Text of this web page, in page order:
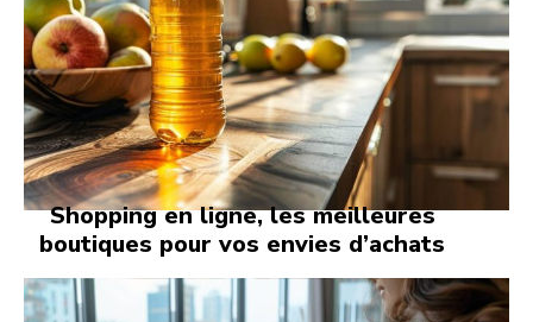
Shopping en ligne, les meilleures
boutiques pour vos envies d’achats